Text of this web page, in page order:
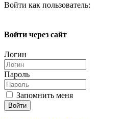
Войти как пользователь:
Войти через сайт
Логин
Пароль
Запомнить меня